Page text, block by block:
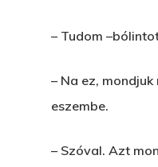
– Tudom
– Na ez,
eszembe.
– Szóval. Azt